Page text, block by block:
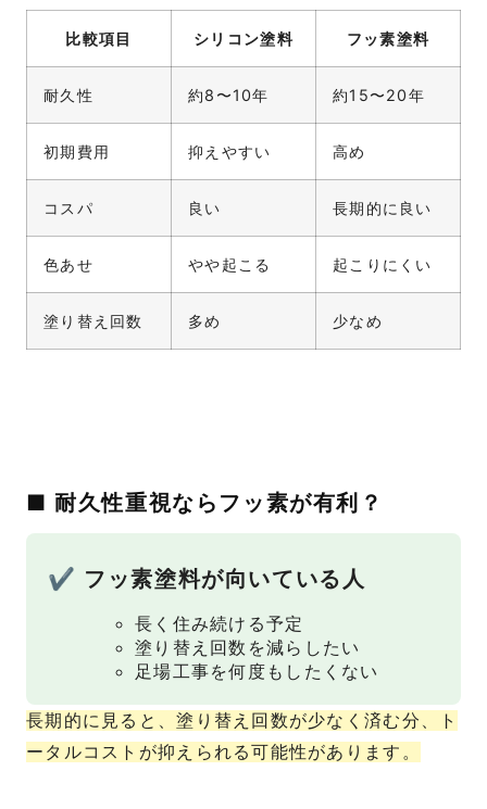
比較項目 シリコン塗料 フッ素塗料
耐久性 約8〜10年 約15〜20年
初期費用 抑えやすい 高め
コスパ 良い 長期的に良い
色あせ やや起こる 起こりにくい
塗り替え回数 多め 少なめ
■ 耐久性重視ならフッ素が有利？
✔ フッ素塗料が向いている人
長く住み続ける予定
塗り替え回数を減らしたい
足場工事を何度もしたくない
長期的に見ると、塗り替え回数が少なく済む分、ト
ータルコストが抑えられる可能性があります。